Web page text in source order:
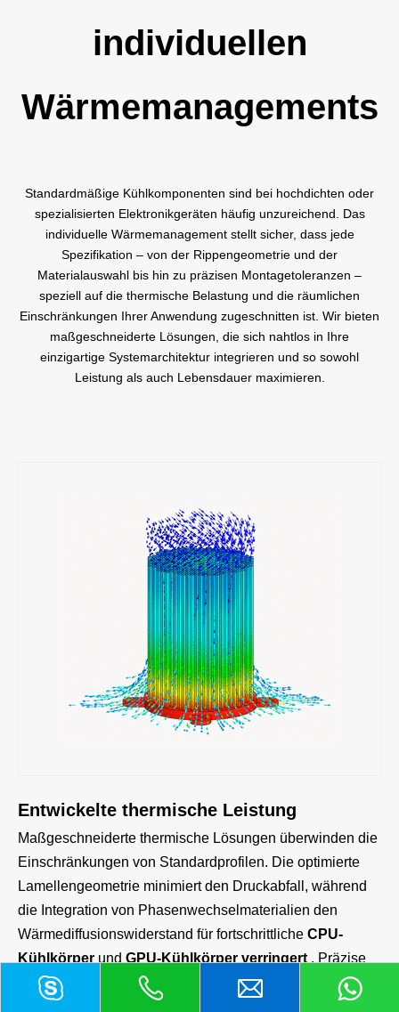
individuellen
Wärmemanagements
Standardmäßige Kühlkomponenten sind bei hochdichten oder
spezialisierten Elektronikgeräten häufig unzureichend. Das
individuelle Wärmemanagement stellt sicher, dass jede
Spezifikation – von der Rippengeometrie und der
Materialauswahl bis hin zu präzisen Montagetoleranzen –
speziell auf die thermische Belastung und die räumlichen
Einschränkungen Ihrer Anwendung zugeschnitten ist. Wir bieten
maßgeschneiderte Lösungen, die sich nahtlos in Ihre
einzigartige Systemarchitektur integrieren und so sowohl
Leistung als auch Lebensdauer maximieren.
Entwickelte thermische Leistung
Maßgeschneiderte thermische Lösungen überwinden die
Einschränkungen von Standardprofilen. Die optimierte
Lamellengeometrie minimiert den Druckabfall, während
die Integration von Phasenwechselmaterialien den
Wärmediffusionswiderstand für fortschrittliche CPU-
Kühlkörper und GPU-Kühlkörper verringert . Präzise
CNC-Bearbeitung sorgt für exakte
Holen Sie sich jetzt ein Angebot